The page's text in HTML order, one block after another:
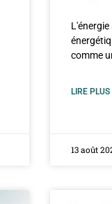
comme
LIRE PLUS
13 août